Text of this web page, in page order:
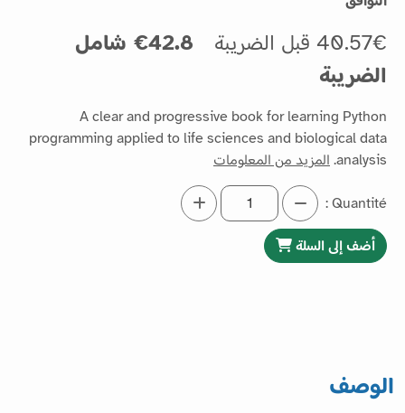
40.57€ قبل الضريبة
42.8€ شامل
الضريبة
A clear and progressive book for learning Python
programming applied to life sciences and biological data
analysis. المزيد من المعلومات
Quantité :
أضف إلى السلة
الوصف